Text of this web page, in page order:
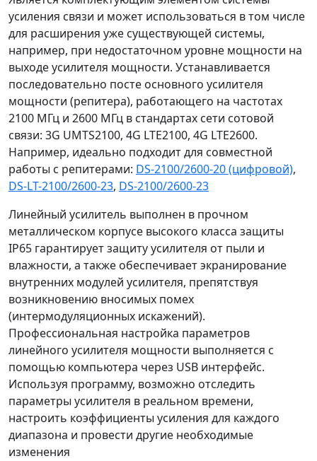
усиления связи и может использоваться в том числе
для расширения уже существующей системы,
например, при недостаточном уровне мощности на
выходе усилителя мощности. Устанавливается
последовательно посте основного усилителя
мощности (репитера), работающего на частотах
2100 МГц и 2600 МГц в стандартах сети сотовой
связи: 3G UMTS2100, 4G LTE2100, 4G LTE2600.
Например, идеально подходит для совместной
работы с репитерами: DS-2100/2600-20 (цифровой),
DS-LT-2100/2600-23, DS-2100/2600-23
Линейный усилитель выполнен в прочном
металлическом корпусе высокого класса защиты
IP65 гарантирует защиту усилителя от пыли и
влажности, а также обеспечивает экранирование
внутренних модулей усилителя, препятствуя
возникновению вносимых помех
(интермодуляционных искажений).
Профессиональная настройка параметров
линейного усилителя мощности выполняется с
помощью компьютера через USB интерфейс.
Используя программу, возможно отследить
параметры усилителя в реальном времени,
настроить коэффициенты усиления для каждого
диапазона и провести другие необходимые
изменения